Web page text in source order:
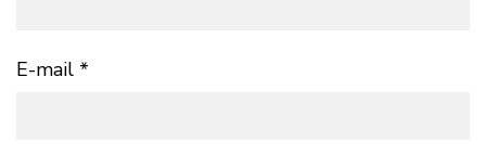
E-mail *